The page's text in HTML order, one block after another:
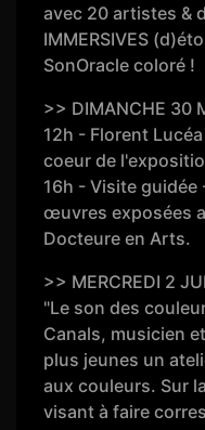
avec 20 artistes &
IMMERSIVES
SonOracle coloré !
>> DIMANCHE 30
12h - Florent
coeur de
16h - Visite guidée
œuvres exposées
Docteure en Arts.
>> MERCREDI 2
"Le son des
Canals, musicien
plus jeunes un
aux couleurs. Sur
visant à faire